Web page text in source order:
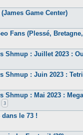
Game Center)
Fans (Plessé,
Shmup : Juillet 2023 :
Shmup : Juin 2023 :
: Mai 2023 :
3
dans le 73 !